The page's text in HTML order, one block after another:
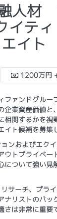
人材
イテ
エイト
1200万円
ファンドグルー
企業資産価値と
相関するかを視
ト候補を募集
ンおよびエク
ウトプライベー
について強い見
サーチ、プライ
ナリストのバッ
は非常に重要